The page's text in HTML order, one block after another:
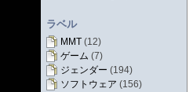
ラベル
MMT (12)
ゲーム (7)
ジェンダー (194)
ソフトウェア (156)